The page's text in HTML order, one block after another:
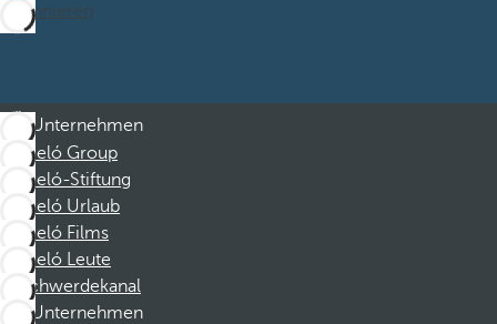
Abonnieren
Unternehmen
Barceló Group
Barceló-Stiftung
Barceló Urlaub
Barceló Films
Barceló Leute
Beschwerdekanal
Unternehmen